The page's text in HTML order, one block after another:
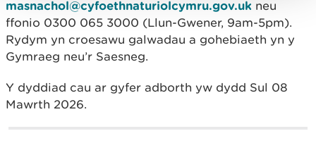
masnachol@cyfoethnaturiolcymru.gov.uk neu
ffonio 0300 065 3000 (Llun-Gwener, 9am-5pm).
Rydym yn croesawu galwadau a gohebiaeth yn y
Gymraeg neu’r Saesneg.
Y dyddiad cau ar gyfer adborth yw dydd Sul 08
Mawrth 2026.